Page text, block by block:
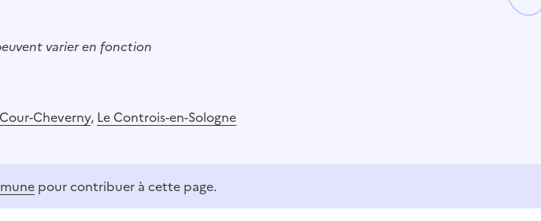
varier en fonction
Cour-Cheverny, Le Controis-en-Sologne
pour contribuer à cette page.